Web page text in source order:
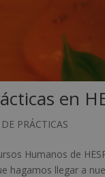
en
PRÁCTICAS
Humanos de
hagamos llegar a